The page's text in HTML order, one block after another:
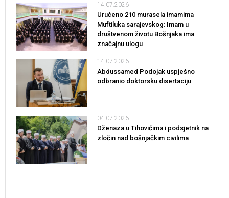
14.07.2026
Uručeno 210 murasela imamima
Muftiluka sarajevskog: Imam u
društvenom životu Bošnjaka ima
značajnu ulogu
14.07.2026
Abdussamed Podojak uspješno
odbranio doktorsku disertaciju
04.07.2026
Dženaza u Tihovićima i podsjetnik na
zločin nad bošnjačkim civilima